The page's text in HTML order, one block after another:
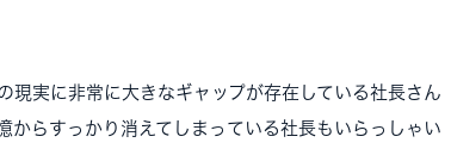
現実に非常に大きなギャップが存在している社長さん
からすっかり消えてしまっている社長もいらっしゃい